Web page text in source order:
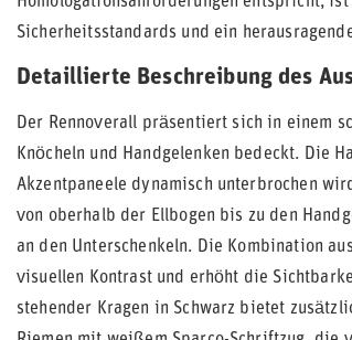
Sicherheitsstandards und ein
Detaillierte Beschreibung des
Der Rennoverall präsentiert sich in einem
Knöcheln und Handgelenken bedeckt. Die
Akzentpaneele dynamisch unterbrochen
von oberhalb der Ellbogen bis zu den
an den Unterschenkeln. Die Kombination
visuellen Kontrast und erhöht die
stehender Kragen in Schwarz bietet